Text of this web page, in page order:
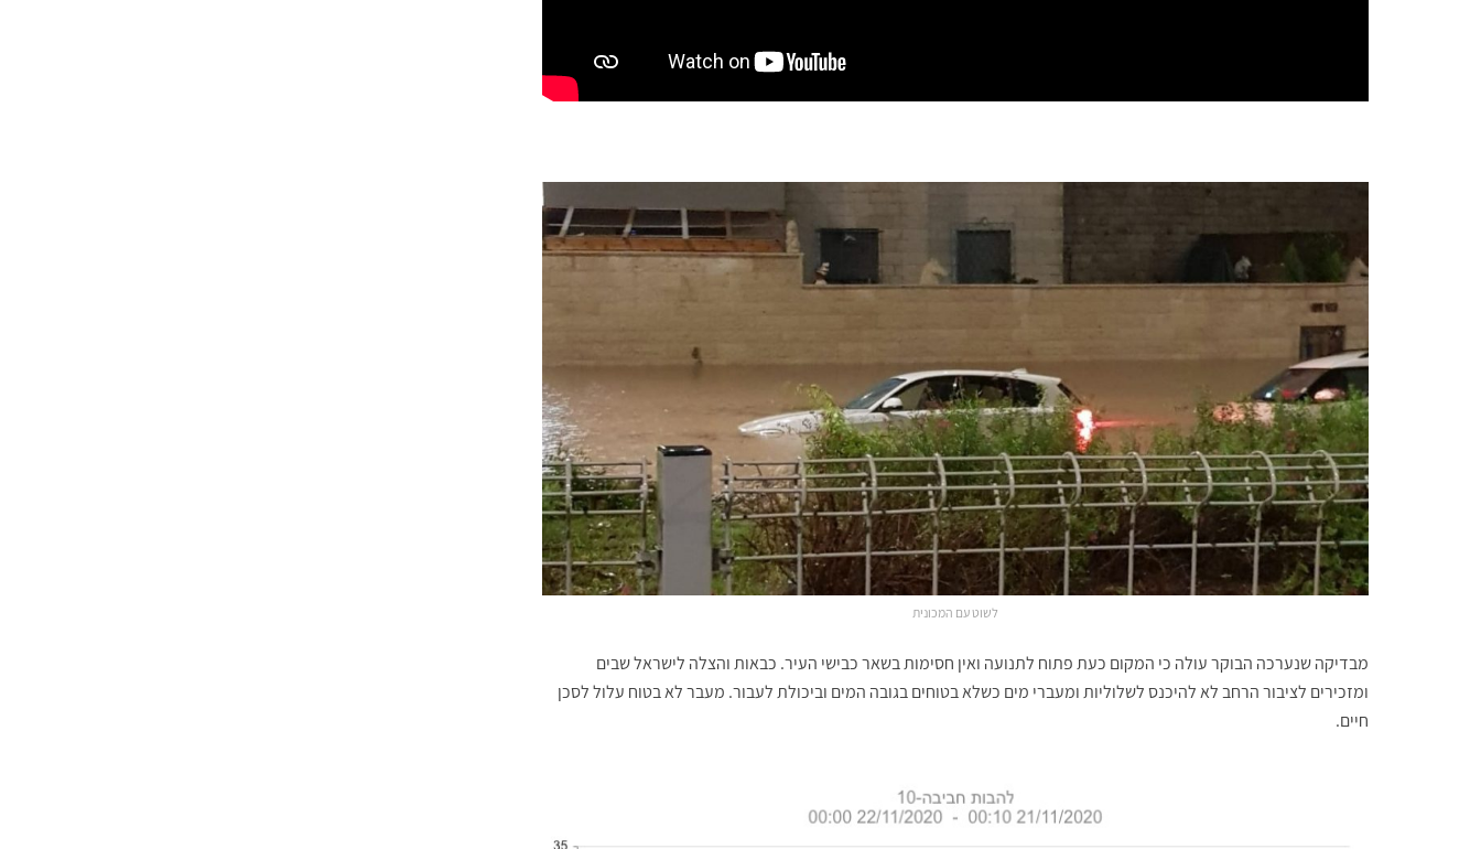
לשוט עם המכונית
מבדיקה שנערכה הבוקר עולה כי המקום כעת פתוח לתנועה ואין חסימות בשאר כבישי העיר. כבאות והצלה לישראל שבים
ומזכירים לציבור הרחב לא להיכנס לשלוליות ומעברי מים כשלא בטוחים בגובה המים וביכולת לעבור. מעבר לא בטוח עלול לסכן
חיים.